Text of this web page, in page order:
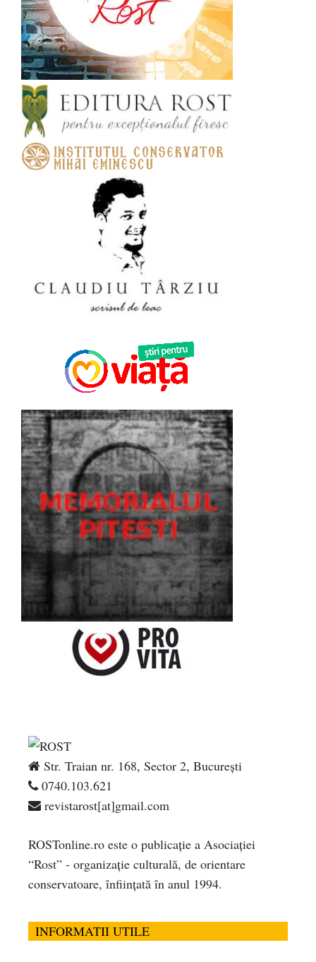
Str. Traian nr. 168, Sector 2, București
0740.103.621
revistarost[at]gmail.com
ROSTonline.ro este o publicaţie a Asociaţiei
“Rost” - organizaţie culturală, de orientare
conservatoare, înfiinţată în anul 1994.
INFORMATII UTILE